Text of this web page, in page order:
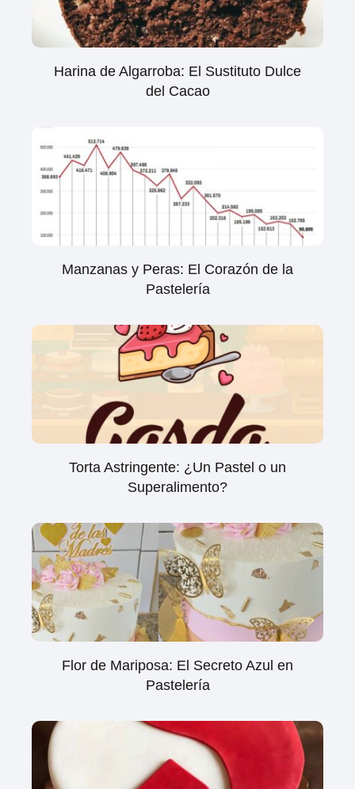
Harina de Algarroba: El Sustituto Dulce
del Cacao
Manzanas y Peras: El Corazón de la
Pastelería
Torta Astringente: ¿Un Pastel o un
Superalimento?
Flor de Mariposa: El Secreto Azul en
Pastelería